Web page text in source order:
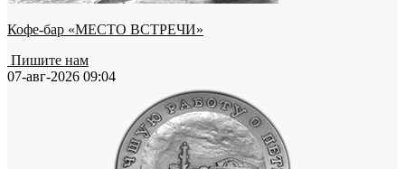
Кофе-бар «МЕСТО ВСТРЕЧИ»
Пишите нам
07-авг-2026 09:04